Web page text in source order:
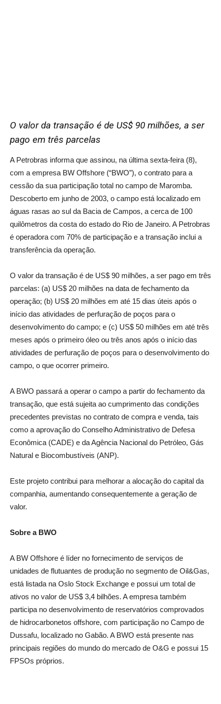
O valor da transação é de US$ 90 milhões, a ser
pago em três parcelas
A Petrobras informa que assinou, na última sexta-feira (8),
com a empresa BW Offshore (“BWO”), o contrato para a
cessão da sua participação total no campo de Maromba.
Descoberto em junho de 2003, o campo está localizado em
águas rasas ao sul da Bacia de Campos, a cerca de 100
quilômetros da costa do estado do Rio de Janeiro. A Petrobras
é operadora com 70% de participação e a transação inclui a
transferência da operação.
O valor da transação é de US$ 90 milhões, a ser pago em três
parcelas: (a) US$ 20 milhões na data de fechamento da
operação; (b) US$ 20 milhões em até 15 dias úteis após o
início das atividades de perfuração de poços para o
desenvolvimento do campo; e (c) US$ 50 milhões em até três
meses após o primeiro óleo ou três anos após o início das
atividades de perfuração de poços para o desenvolvimento do
campo, o que ocorrer primeiro.
A BWO passará a operar o campo a partir do fechamento da
transação, que está sujeita ao cumprimento das condições
precedentes previstas no contrato de compra e venda, tais
como a aprovação do Conselho Administrativo de Defesa
Econômica (CADE) e da Agência Nacional do Petróleo, Gás
Natural e Biocombustíveis (ANP).
Este projeto contribui para melhorar a alocação do capital da
companhia, aumentando consequentemente a geração de
valor.
Sobre a BWO
A BW Offshore é líder no fornecimento de serviços de
unidades de flutuantes de produção no segmento de Oil&Gas,
está listada na Oslo Stock Exchange e possui um total de
ativos no valor de US$ 3,4 bilhões. A empresa também
participa no desenvolvimento de reservatórios comprovados
de hidrocarbonetos offshore, com participação no Campo de
Dussafu, localizado no Gabão. A BWO está presente nas
principais regiões do mundo do mercado de O&G e possui 15
FPSOs próprios.